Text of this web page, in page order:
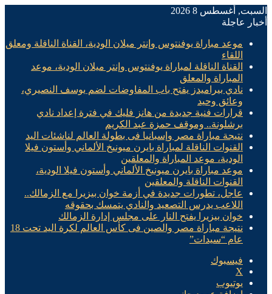
السبت, أغسطس 8 2026
أخبار عاجلة
موعد مباراة يوفنتوس وإنتر ميلان الودية، القناة الناقلة ومعلق
اللقاء
القناة الناقلة لمباراة يوفنتوس وإنتر ميلان الودية، موعد
المباراة والمعلق
نادي بيراميدز يفتح باب المفاوضات لضم يوسف النصيري،
وعائق وحيد
قرارات فنية جديدة من هانز فليك في فترة إعداد نادي
برشلونة.. وموقف حمزة عبد الكريم
نتيجة مباراة مصر وإسبانيا فى بطولة العالم لناشئات اليد
القنوات الناقلة لمباراة بايرن ميونيخ الألماني وأستون فيلا
الودية، موعد المباراة والمعلقين
موعد مباراة بايرن ميونيخ الألماني وأستون فيلا الودية،
القنوات الناقلة والمعلقين
عاجل، تطورات جديدة في أزمة خوان بيزيرا مع الزمالك..
اللاعب يدرس التصعيد والنادي يتمسك بحقوقه
خوان بيزيرا يفتح النار على مجلس إدارة الزمالك
نتيجة مباراة مصر والصين فى كأس العالم لكرة اليد تحت 18
عام “سيدات”
فيسبوك
X
يوتيوب